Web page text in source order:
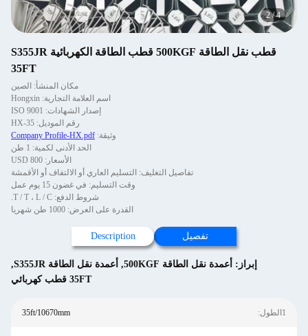
2/4
قطب نقل الطاقة 500KGF قطب الطاقة الكهربائية S355JR
35FT
مكان المنشأ: الصين
اسم العلامة التجارية: Hongxin
إصدار الشهادات: ISO 9001
رقم الموديل: HX-35
وثيقة: Company Profile-HX.pdf
الحد الأدنى لكمية: 1 طن
الأسعار: 800 USD
تفاصيل التغليف: التسليم العاري أو الالتفاف أو الأقمشة
وقت التسليم: في غضون 15 يوم عمل
شروط الدفع: T / T ، L / C.
القدرة على العرض: 1000 طن شهريا
تفصيل Description
إبراز: أعمدة نقل الطاقة 500KGF , أعمدة نقل الطاقة S355JR
,
35FT قطب كهربائي
1الطول: 35ft/10670mm